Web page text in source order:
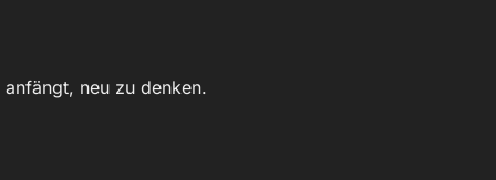
neu zu denken.